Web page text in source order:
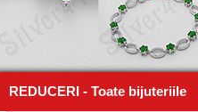
REDUCERI - Toate bijuteriile
REDUCERI - Toate bijuteriile